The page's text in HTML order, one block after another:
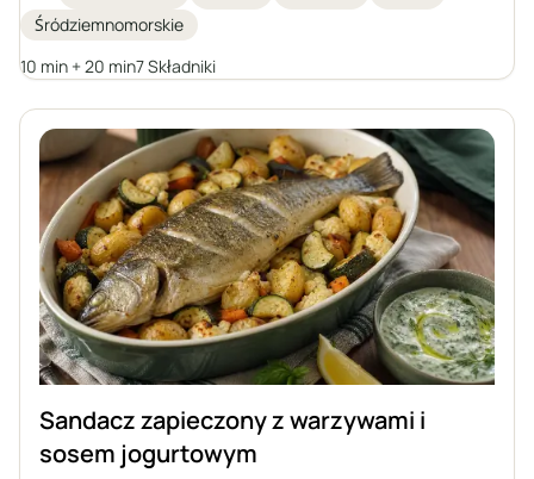
Śródziemnomorskie
10 min + 20 min7 Składniki
Sandacz zapieczony z warzywami i
sosem jogurtowym